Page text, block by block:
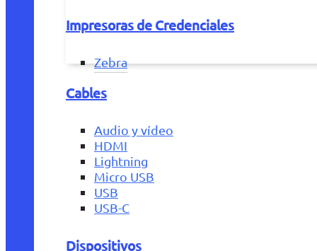
Impresoras de Credenciales
Zebra
Cables
Audio y vídeo
HDMI
Lightning
Micro USB
USB
USB-C
Dispositivos